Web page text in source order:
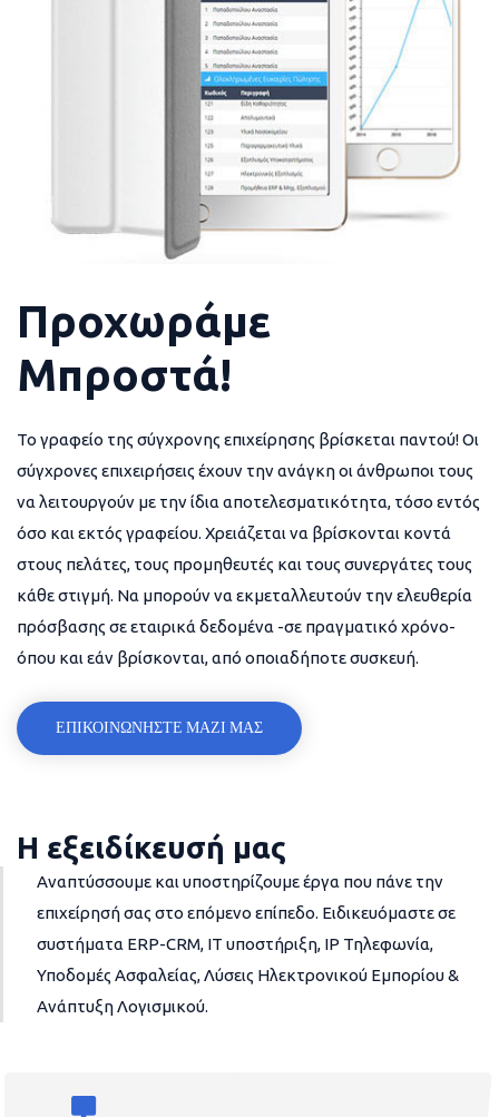
Προχωράμε
Μπροστά!
Το γραφείο της σύγχρονης επιχείρησης βρίσκεται παντού! Οι
σύγχρονες επιχειρήσεις έχουν την ανάγκη οι άνθρωποι τους
να λειτουργούν με την ίδια αποτελεσματικότητα, τόσο εντός
όσο και εκτός γραφείου. Χρειάζεται να βρίσκονται κοντά
στους πελάτες, τους προμηθευτές και τους συνεργάτες τους
κάθε στιγμή. Να μπορούν να εκμεταλλευτούν την ελευθερία
πρόσβασης σε εταιρικά δεδομένα -σε πραγματικό χρόνο-
όπου και εάν βρίσκονται, από οποιαδήποτε συσκευή.
ΕΠΙΚΟΙΝΩΝΗΣΤΕ ΜΑΖΙ ΜΑΣ
Η εξειδίκευσή μας
Αναπτύσσουμε και υποστηρίζουμε έργα που πάνε την
επιχείρησή σας στο επόμενο επίπεδο. Ειδικευόμαστε σε
συστήματα ERP-CRM, IT υποστήριξη, IP Τηλεφωνία,
Υποδομές Ασφαλείας, Λύσεις Ηλεκτρονικού Εμπορίου &
Ανάπτυξη Λογισμικού.